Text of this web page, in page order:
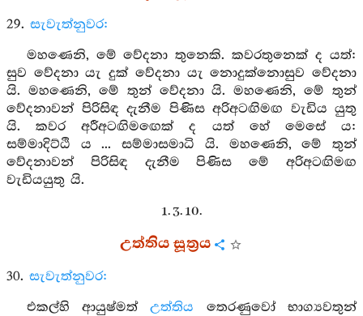
29. සැවැත්නුවර:
මහණෙනි, මේ වේදනා තුනෙකි. කවරතුනෙක් ද යත්:
සුව වේදනා යැ දුක් වේදනා යැ නොදුක්නොසුව වේදනා
යි. මහණෙනි, මේ තුන් වේදනා යි. මහණෙනි, මේ තුන්
වේදනාවන් පිරිසිඳ දැනීම පිණිස අරිඅටඟිමඟ වැඩිය යුතු
යි. කවර අරීඅටඟිමඟෙක් ද යත් හේ මෙසේ ය:
සම්මාදිට්ඨි ය ... සම්මාසමාධි යි. මහණෙනි, මේ තුන්
වේදනාවන් පිරිසිඳ දැනීම පිණිස මේ අරිඅටඟිමඟ
වැඩියයුතු යි.
1. 3. 10.
උත්තිය සූත්‍රය
30. සැවැත්නුවර:
එකල්හි ආයුෂ්මත්උත්තිය තෙරණුවෝ භාග්‍යවතුන්